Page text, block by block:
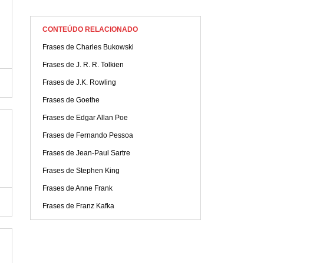
CONTEÚDO RELACIONADO
Frases de Charles Bukowski
Frases de J. R. R. Tolkien
Frases de J.K. Rowling
Frases de Goethe
Frases de Edgar Allan Poe
Frases de Fernando Pessoa
Frases de Jean-Paul Sartre
Frases de Stephen King
Frases de Anne Frank
Frases de Franz Kafka